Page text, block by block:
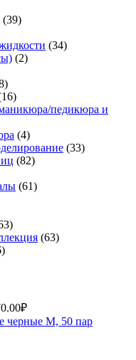
(39)
(34)
(2)
педикюра и
(4)
(33)
(82)
(61)
(63)
₽
черные M, 50 пар